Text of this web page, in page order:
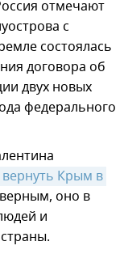
отмечают
с
состоялась
договора об
двух новых
федерального
Крым в
оно в
и